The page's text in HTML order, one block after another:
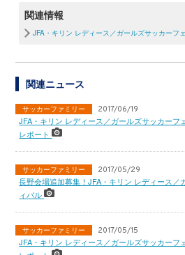
関連情報
JFA・キリン レディース／ガールズサッカーフ
関連ニュース
サッカーファミリー 2017/06/19
JFA・キリン レディース／ガールズサッカーフ
レポート
サッカーファミリー 2017/05/29
長野会場追加募集！JFA・キリン レディース／
ィバル
サッカーファミリー 2017/05/15
JFA・キリン レディース／ガールズサッカーフ